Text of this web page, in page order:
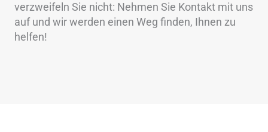
verzweifeln Sie nicht: Nehmen Sie Kontakt mit uns
auf und wir werden einen Weg finden, Ihnen zu
helfen!